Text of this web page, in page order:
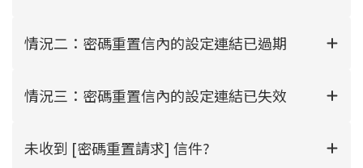
情況二：密碼重置信內的設定連結已過期
情況三：密碼重置信內的設定連結已失效
未收到 [密碼重置請求] 信件?